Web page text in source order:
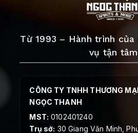
Từ 1993 – Hành trình
vụ tận
CÔNG TY TNHH THƯƠNG
NGỌC THANH
MST: 0102401240
Trụ sở: 30 Giang Văn Minh,